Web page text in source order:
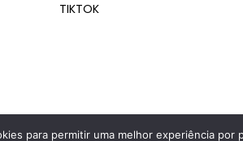
TIKTOK
para permitir uma melhor experiência por